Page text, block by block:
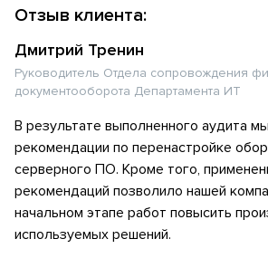
Отзыв клиента:
Дмитрий Тренин
Руководитель Отдела сопровождения
документооборота Департамента ИТ
В результате выполненного аудита
рекомендации по перенастройке
серверного ПО. Кроме того,
рекомендаций позволило нашей
начальном этапе работ повысить
используемых решений.